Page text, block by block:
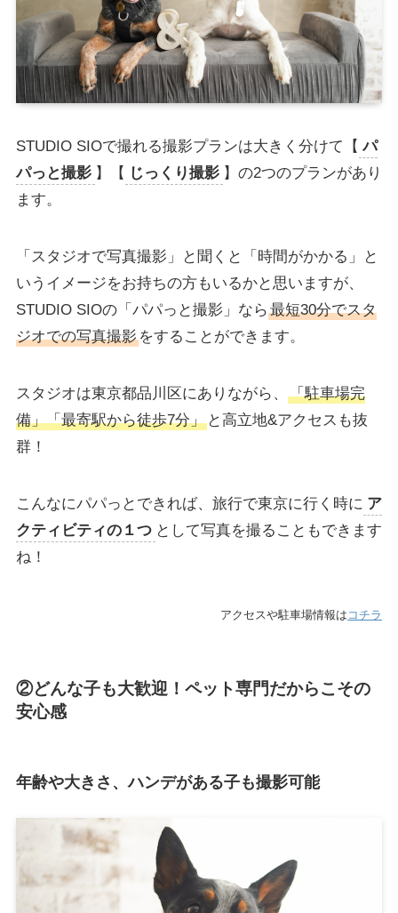
STUDIO SIOで撮れる撮影プランは大きく分けて【 パ
パっと撮影 】【 じっくり撮影 】の2つのプランがあり
ます。
「スタジオで写真撮影」と聞くと「時間がかかる」と
いうイメージをお持ちの方もいるかと思いますが、
STUDIO SIOの「パパっと撮影」なら 最短30分でスタ
ジオでの写真撮影をすることができます。
スタジオは東京都品川区にありながら、
「駐車場完
備」「最寄駅から徒歩7分」と高立地&アクセスも抜
群！
こんなにパパっとできれば、旅行で東京に行く時に ア
クティビティの１つ として写真を撮ることもできます
ね！
アクセスや駐車場情報は コチラ
②どんな子も大歓迎！ペット専門だからこその
安心感
年齢や大きさ、ハンデがある子も撮影可能